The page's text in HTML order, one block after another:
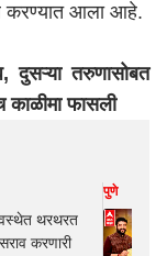
करण्यात आला आहे.
दुसऱ्या तरुणासोबत
काळीमा फासली
थरथरत
करणारी
पुणे